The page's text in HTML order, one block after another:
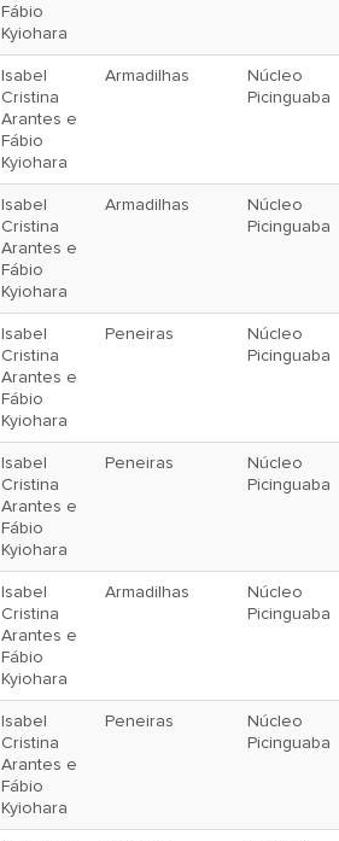
Fábio
Kyiohara
Isabel
Cristina
Arantes e
Fábio
Kyiohara
Armadilhas
Núcleo
Picinguaba
Isabel
Cristina
Arantes e
Fábio
Kyiohara
Armadilhas
Núcleo
Picinguaba
Isabel
Cristina
Arantes e
Fábio
Kyiohara
Peneiras
Núcleo
Picinguaba
Isabel
Cristina
Arantes e
Fábio
Kyiohara
Peneiras
Núcleo
Picinguaba
Isabel
Cristina
Arantes e
Fábio
Kyiohara
Armadilhas
Núcleo
Picinguaba
Isabel
Cristina
Arantes e
Fábio
Kyiohara
Peneiras
Núcleo
Picinguaba